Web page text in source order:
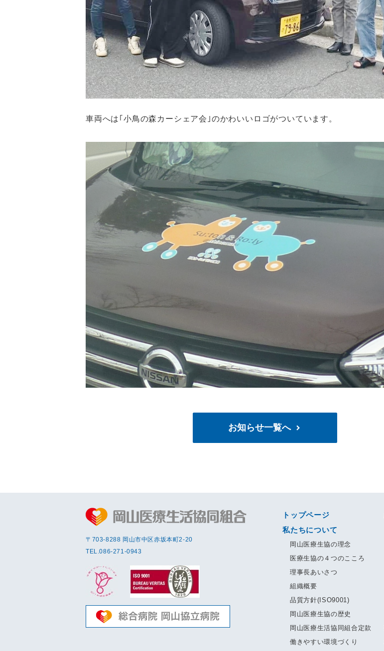
車両へは｢小鳥の森カーシェア会｣のかわいいロゴがついています。
お知らせ一覧へ
〒703-8288 岡⼭市中区赤坂本町2-20
TEL.086-271-0943
トップページ
私たちについて
岡山医療生協の理念
医療生協の４つのこころ
理事長あいさつ
組織概要
品質方針(ISO9001)
岡山医療生協の歴史
岡山医療生活協同組合定款
働きやすい環境づくり